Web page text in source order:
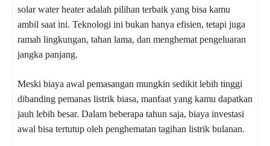
solar water heater adalah pilihan terbaik yang bisa kamu
ambil saat ini. Teknologi ini bukan hanya efisien, tetapi juga
ramah lingkungan, tahan lama, dan menghemat pengeluaran
jangka panjang.
Meski biaya awal pemasangan mungkin sedikit lebih tinggi
dibanding pemanas listrik biasa, manfaat yang kamu dapatkan
jauh lebih besar. Dalam beberapa tahun saja, biaya investasi
awal bisa tertutup oleh penghematan tagihan listrik bulanan.